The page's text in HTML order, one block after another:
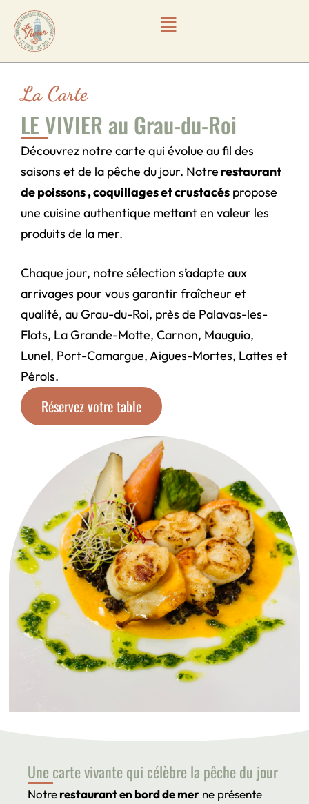
La Carte
LE VIVIER au Grau-du-Roi
Découvrez notre carte qui évolue au fil des
saisons et de la pêche du jour. Notre restaurant
de poissons , coquillages et crustacés propose
une cuisine authentique mettant en valeur les
produits de la mer.
Chaque jour, notre sélection s’adapte aux
arrivages pour vous garantir fraîcheur et
qualité, auGrau-du-Roi, près de Palavas-les-
Flots, La Grande-Motte,Carnon, Mauguio,
Lunel, Port-Camargue, Aigues-Mortes, Lattes et
Pérols.
Réservez votre table
Une carte vivante qui célèbre la pêche du jour
Notrerestaurant en bord de mer ne présente